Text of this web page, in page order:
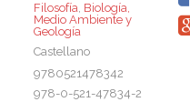
Filosofía, Biología,
Medio Ambiente y
Geología
Castellano
9780521478342
978-0-521-47834-2